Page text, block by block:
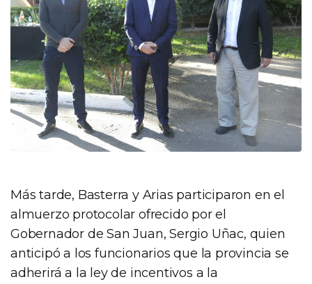
Más tarde, Basterra y Arias participaron en el
almuerzo protocolar ofrecido por el
Gobernador de San Juan, Sergio Uñac, quien
anticipó a los funcionarios que la provincia se
adherirá a la ley de incentivos a la